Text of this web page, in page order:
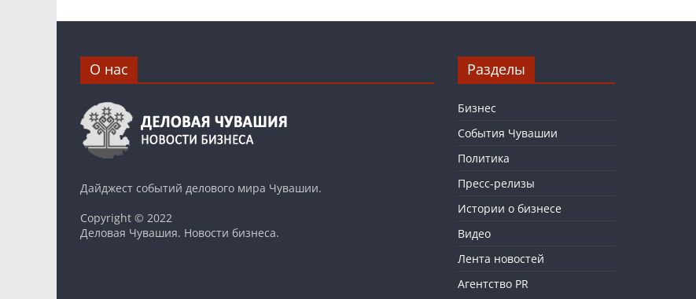
О нас
Дайджест событий делового мира Чувашии.
Copyright © 2022
Деловая Чувашия. Новости бизнеса.
Разделы
Бизнес
События Чувашии
Политика
Пресс-релизы
Истории о бизнесе
Видео
Лента новостей
Агентство PR